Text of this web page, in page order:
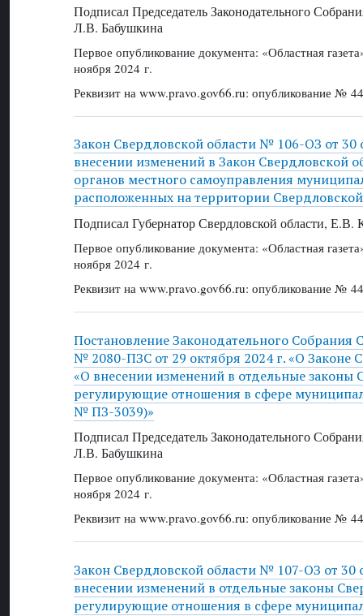
Подписал Председатель Законодательного
Л.В. Бабушкина
Первое опубликование документа: «Областная
ноября 2024 г.
Реквизит на www.pravo.gov66.ru: опубликование №
Закон Свердловской области № 106-ОЗ от 30
внесении изменений в Закон Свердловской
органов местного самоуправления
расположенных на территории
Подписал Губернатор Свердловской области, Е.В.
Первое опубликование документа: «Областная
ноября 2024 г.
Реквизит на www.pravo.gov66.ru: опубликование №
Постановление Законодательного Собрания
№ 2080-ПЗС от 29 октября 2024 г. «О Законе
«О внесении изменений в отдельные законы
регулирующие отношения в сфере
№ ПЗ-3039)»
Подписал Председатель Законодательного
Л.В. Бабушкина
Первое опубликование документа: «Областная
ноября 2024 г.
Реквизит на www.pravo.gov66.ru: опубликование №
Закон Свердловской области № 107-ОЗ от 30
внесении изменений в отдельные законы
регулирующие отношения в сфере